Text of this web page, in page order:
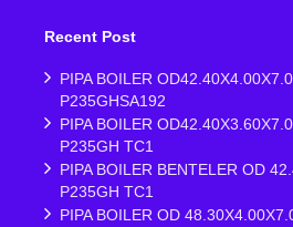
Recent Post
PIPA BOILER
P235GHSA192
PIPA BOILER
P235GH TC1
PIPA BOILER BENTELER OD
P235GH TC1
PIPA BOILER OD